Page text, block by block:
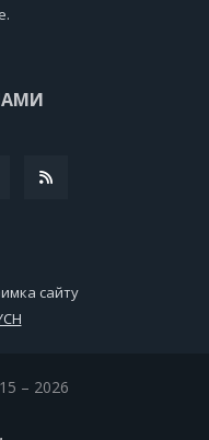
сайту
– 2026